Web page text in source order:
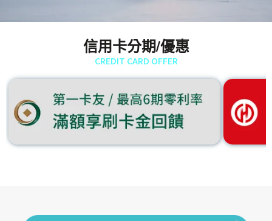
信用卡分期/優惠
CREDIT CARD OFFER